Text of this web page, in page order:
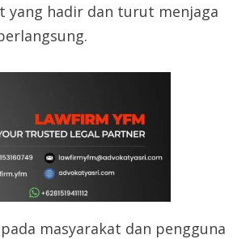
yang hadir dan turut menjaga
masyarakat dan pengguna